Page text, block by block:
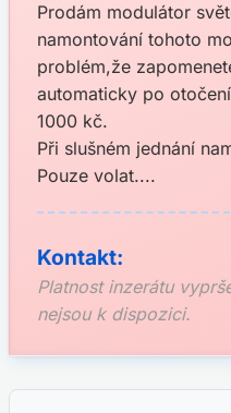
Prodám modulátor
namontování tohoto
problém,že
automaticky po
1000 kč.
Při slušném jednání
Pouze volat....
Kontakt:
Platnost inzerátu
nejsou k dispozici.